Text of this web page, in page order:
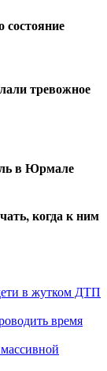
тревожное
в Юрмале
когда к ним
в жутком ДТП
время